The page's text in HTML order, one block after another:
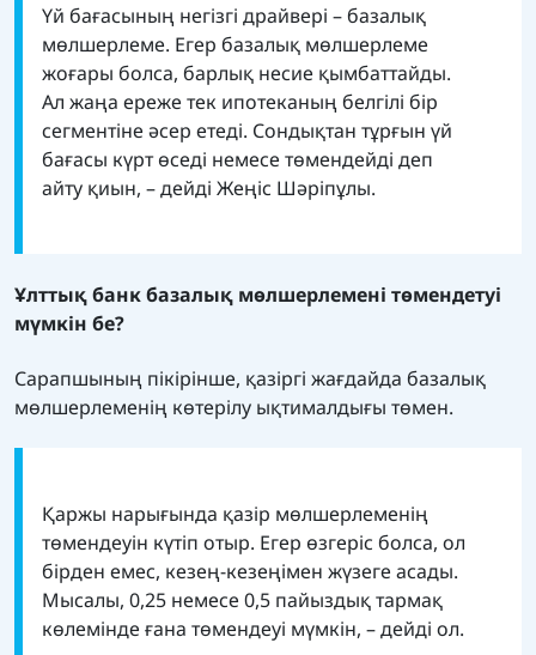
Үй бағасының негізгі драйвері – базалық
мөлшерлеме. Егер базалық мөлшерлеме
жоғары болса, барлық несие қымбаттайды.
Ал жаңа ереже тек ипотеканың белгілі бір
сегментіне әсер етеді. Сондықтан тұрғын үй
бағасы күрт өседі немесе төмендейді деп
айту қиын, – дейді Жеңіс Шәріпұлы.
Ұлттық банк базалық мөлшерлемені төмендетуі
мүмкін бе?
Сарапшының пікірінше, қазіргі жағдайда базалық
мөлшерлеменің көтерілу ықтималдығы төмен.
Қаржы нарығында қазір мөлшерлеменің
төмендеуін күтіп отыр. Егер өзгеріс болса, ол
бірден емес, кезең-кезеңімен жүзеге асады.
Мысалы, 0,25 немесе 0,5 пайыздық тармақ
көлемінде ғана төмендеуі мүмкін, – дейді ол.